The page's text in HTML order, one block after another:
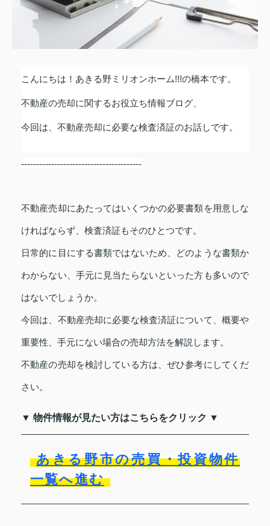
こんにちは！あきる野ミリオンホーム!!!の橋本です。
不動産の売却に関するお役立ち情報ブログ、
今回は、不動産売却に必要な検査済証のお話しです。
----------------------------------------
不動産売却にあたってはいくつかの必要書類を用意しな
ければならず、検査済証もそのひとつです。
日常的に目にする書類ではないため、どのような書類か
わからない、手元に見当たらないといった方も多いので
はないでしょうか。
今回は、不動産売却に必要な検査済証について、概要や
重要性、手元にない場合の売却方法を解説します。
不動産の売却を検討している方は、ぜひ参考にしてくだ
さい。
▼ 物件情報が見たい方はこちらをクリック ▼
あきる野市の売買・投資物件
一覧へ進む